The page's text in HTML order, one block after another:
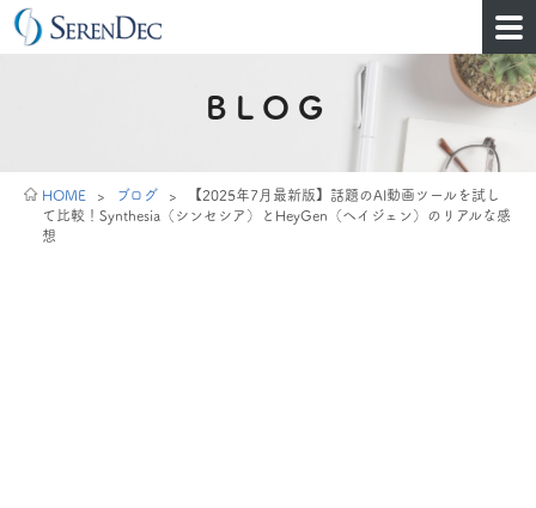
BLOG
HOME > ブログ >
【2025年7月最新版】話題のAI動画ツールを試し
て比較！Synthesia（シンセシア）とHeyGen（ヘイジェン）のリアルな感
想